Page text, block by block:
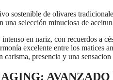
sostenible de olivares
una selección minuciosa de
en nariz, con recuerdos a
excelente entre los matices
carisma, presencia y una
AVANZADO